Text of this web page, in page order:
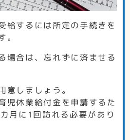
給するには所定の手続きを
。
場合は、忘れずに済ませる
意しましょう。
児休業給付金を申請するた
月に1回訪れる必要があり